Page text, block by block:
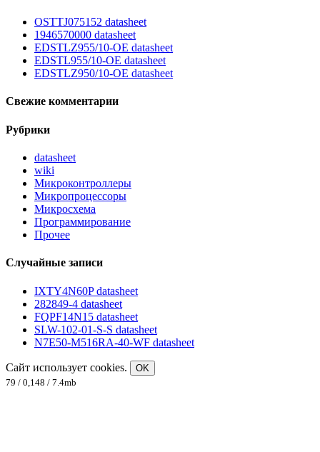
OSTTJ075152 datasheet
1946570000 datasheet
EDSTLZ955/10-OE datasheet
EDSTL955/10-OE datasheet
EDSTLZ950/10-OE datasheet
Свежие комментарии
Рубрики
datasheet
wiki
Микроконтроллеры
Микропроцессоры
Микросхема
Программирование
Прочее
Случайные записи
IXTY4N60P datasheet
282849-4 datasheet
FQPF14N15 datasheet
SLW-102-01-S-S datasheet
N7E50-M516RA-40-WF datasheet
Сайт использует cookies.
OK
79 / 0,148 / 7.4mb